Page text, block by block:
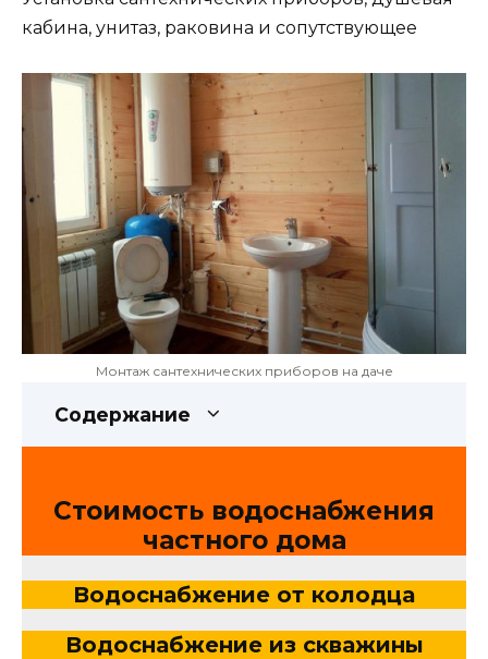
кабина, унитаз, раковина и сопутствующее
Монтаж сантехнических приборов на даче
Содержание
Стоимость водоснабжения
частного дома
Водоснабжение от колодца
Водоснабжение из скважины